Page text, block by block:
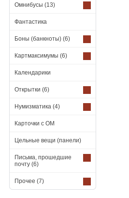
Омнибусы (13)
Фантастика
Боны (банкноты) (6)
Картмаксимумы (6)
Календарики
Открытки (6)
Нумизматика (4)
Карточки с ОМ
Цельные вещи (панели)
Письма, прошедшие
почту (6)
Прочее (7)